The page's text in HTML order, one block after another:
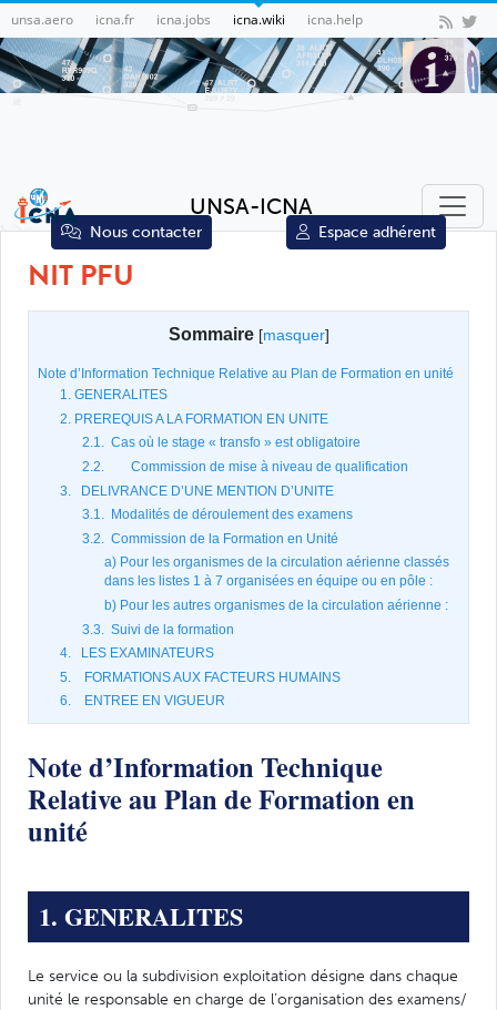
unsa.aero icna.fr icna.jobs icna.wiki icna.help
Nous contacter Espace adhérent
UNSA-ICNA
NIT PFU
Sommaire [masquer]
Note d’Information Technique Relative au Plan de Formation en unité
1. GENERALITES
2. PREREQUIS A LA FORMATION EN UNITE
2.1. Cas où le stage « transfo » est obligatoire
2.2. Commission de mise à niveau de qualification
3. DELIVRANCE D’UNE MENTION D’UNITE
3.1. Modalités de déroulement des examens
3.2. Commission de la Formation en Unité
a) Pour les organismes de la circulation aérienne classés
dans les listes 1 à 7 organisées en équipe ou en pôle :
b) Pour les autres organismes de la circulation aérienne :
3.3. Suivi de la formation
4. LES EXAMINATEURS
5. FORMATIONS AUX FACTEURS HUMAINS
6. ENTREE EN VIGUEUR
Note d’Information Technique
Relative au Plan de Formation en
unité
1. GENERALITES
Le service ou la subdivision exploitation désigne dans chaque
unité le responsable en charge de l’organisation des examens/